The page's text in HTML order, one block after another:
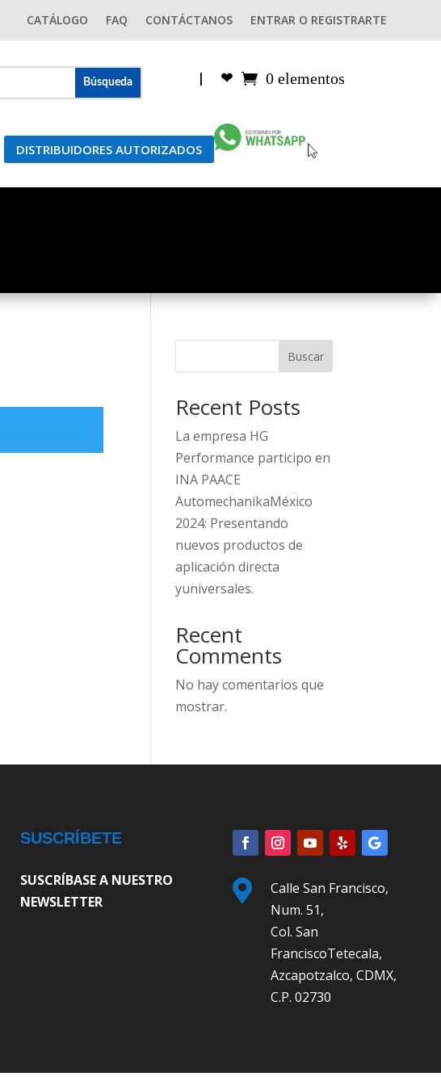
CATÁLOGO FAQ CONTÁCTANOS ENTRAR O REGISTRARTE
| ❤︎ 0 elementos
DISTRIBUIDORES AUTORIZADOS
Buscar
Recent Posts
La empresa HG
Performance participo en
INA PAACE
AutomechanikaMéxico
2024: Presentando
nuevos productos de
aplicación directa
yuniversales.
Recent
Comments
No hay comentarios que
mostrar.
SUSCRÍBETE
SUSCRÍBASE A NUESTRO
NEWSLETTER

Calle San Francisco,
Num. 51,
Col. San
FranciscoTetecala,
Azcapotzalco, CDMX,
C.P. 02730